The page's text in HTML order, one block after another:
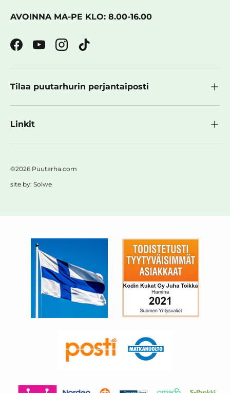
AVOINNA MA-PE KLO: 8.00-16.00
Facebook
YouTubeInstagram
TikTok
Tilaa puutarhurin perjantaiposti
Linkit
©2026 Puutarha.com
site by: Solwe